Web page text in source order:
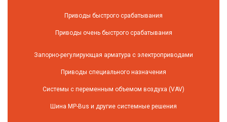
Приводы быстрого срабатывания
Приводы очень быстрого срабатывания
Запорно-регулирующая арматура с электроприводами
Приводы специального назначения
Системы с переменным объемом воздуха (VAV)
Шина MP-Bus и другие системные решения